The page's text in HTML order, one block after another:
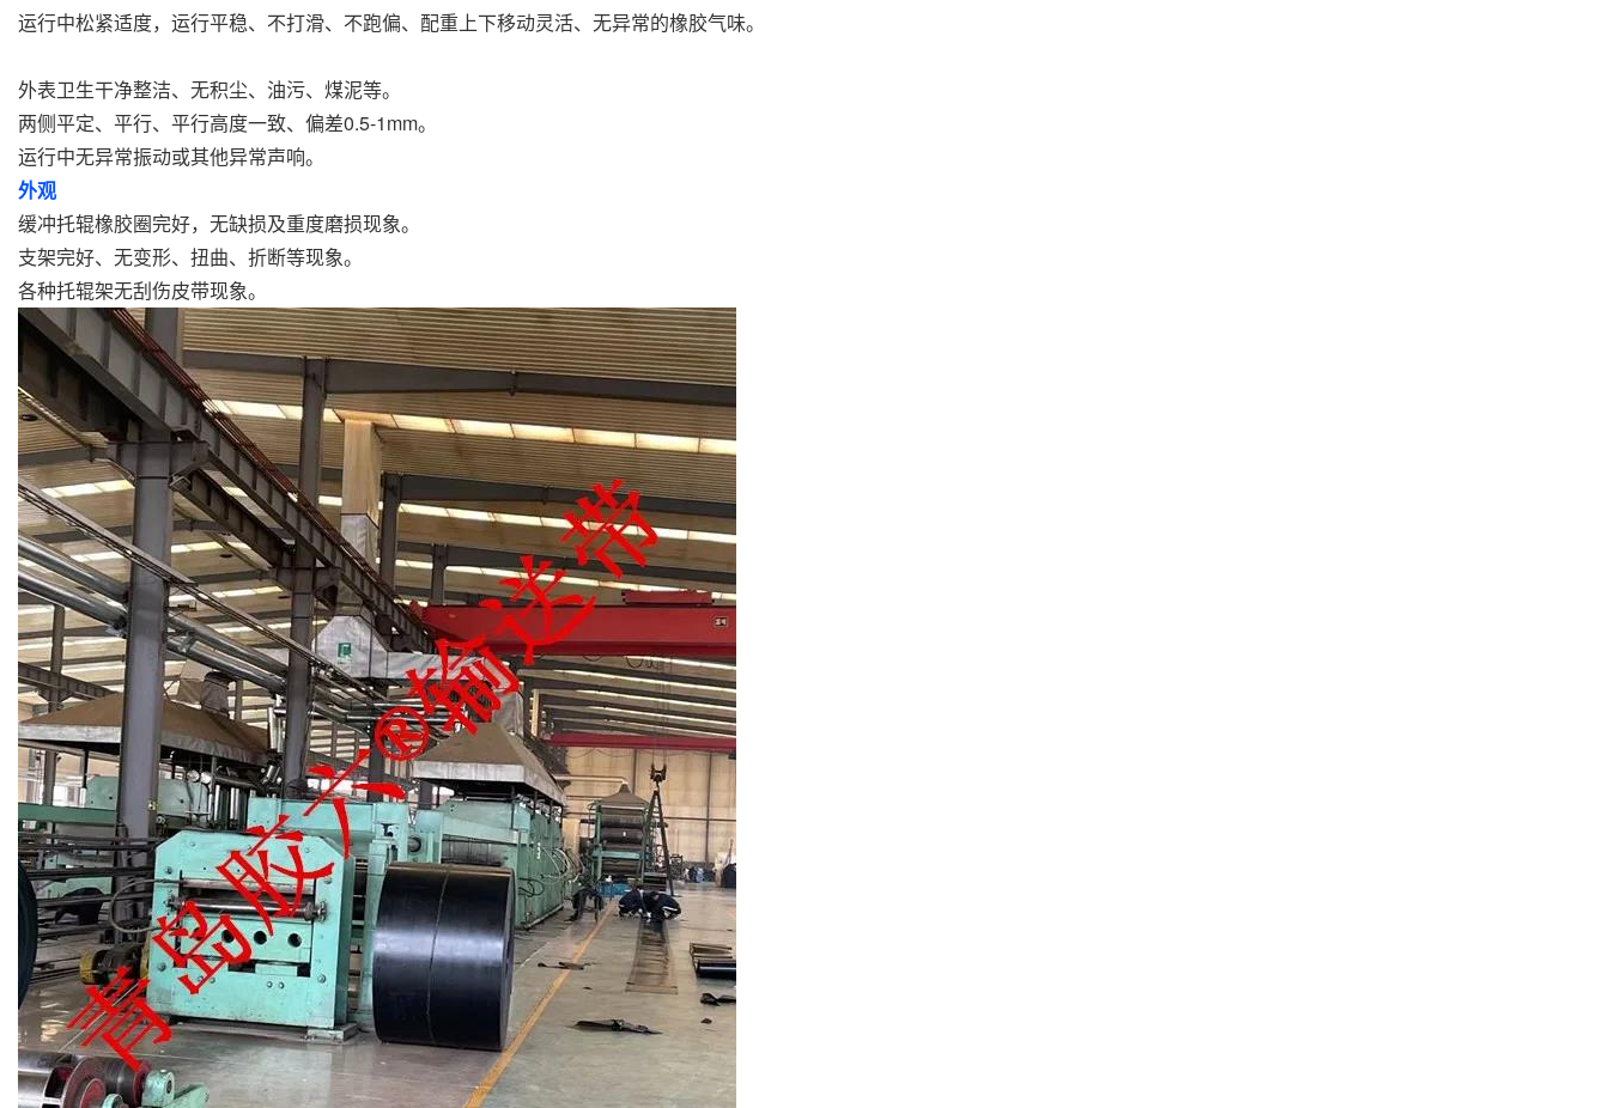
运行中松紧适度，运行平稳、不打滑、不跑偏、配重上下移动灵活、无异常的橡胶气味。
外表卫生干净整洁、无积尘、油污、煤泥等。
两侧平定、平行、平行高度一致、偏差0.5-1mm。
运行中无异常振动或其他异常声响。
外观
缓冲托辊橡胶圈完好，无缺损及重度磨损现象。
支架完好、无变形、扭曲、折断等现象。
各种托辊架无刮伤皮带现象。